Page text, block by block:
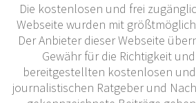
Die kostenlosen und frei
Webseite wurden mit
Der Anbieter dieser Webseite
Gewähr für die Richtigkeit
bereitgestellten kostenlosen
journalistischen Ratgeber und